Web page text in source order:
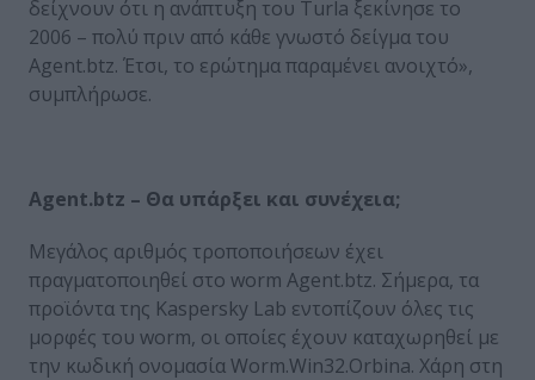
δείχνουν ότι η ανάπτυξη του Turla ξεκίνησε το
2006 – πολύ πριν από κάθε γνωστό δείγμα του
Agent.btz. Έτσι, το ερώτημα παραμένει ανοιχτό»,
συμπλήρωσε.
Agent.btz – Θα υπάρξει και συνέχεια;
Μεγάλος αριθμός τροποποιήσεων έχει
πραγματοποιηθεί στο worm Agent.btz. Σήμερα, τα
προϊόντα της Kaspersky Lab εντοπίζουν όλες τις
μορφές του worm, οι οποίες έχουν καταχωρηθεί με
την κωδική ονομασία Worm.Win32.Orbina. Χάρη στη